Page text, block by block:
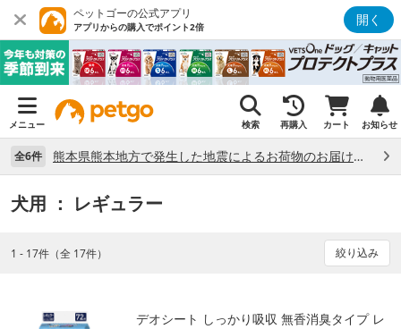
ペットゴーの公式アプリ
アプリからの購入でポイント2倍 開く
メニュー 検索 再購入 カート お知らせ
全6件 熊本県熊本地方で発生した地震によるお荷物のお届け状況について （7/28）
犬用 ： レギュラー
1 - 17件（全 17件） 絞り込み
デオシート しっかり吸収 無香消臭タイプ レ